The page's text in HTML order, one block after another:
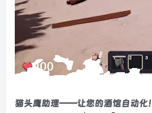
猫头鹰助理——让您的酒馆自动化！